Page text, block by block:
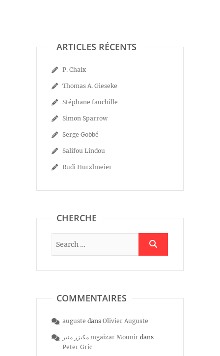
ARTICLES RÉCENTS
P. Chaix
Thomas A. Gieseke
Stéphane fauchille
Simon Sparrow
Serge Gobbé
Salifou Lindou
Rudi Hurzlmeier
CHERCHE
COMMENTAIRES
auguste dans Olivier Auguste
مكيزر منير mgaizar Mounir dans
Peter Gric